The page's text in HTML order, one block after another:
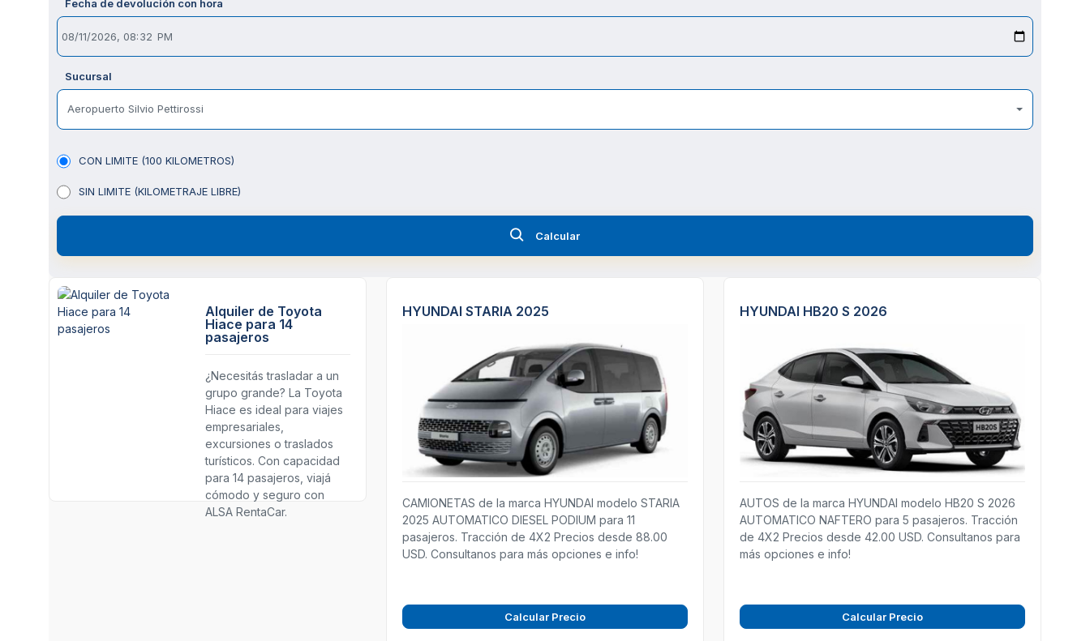
Fecha de devolución con hora
Sucursal
Aeropuerto Silvio Pettirossi
CON LIMITE (100 KILOMETROS)
SIN LIMITE (KILOMETRAJE LIBRE)
Calcular
Alquiler de Toyota
Hiace para 14
pasajeros
¿Necesitás trasladar a un
grupo grande? La Toyota
Hiace es ideal para viajes
empresariales,
excursiones o traslados
turísticos. Con capacidad
para 14 pasajeros, viajá
cómodo y seguro con
ALSA RentaCar.
HYUNDAI STARIA 2025
CAMIONETAS de la marca HYUNDAI modelo STARIA
2025 AUTOMATICO DIESEL PODIUM para 11
pasajeros. Tracción de 4X2 Precios desde 88.00
USD. Consultanos para más opciones e info!
Calcular Precio
HYUNDAI HB20 S 2026
AUTOS de la marca HYUNDAI modelo HB20 S 2026
AUTOMATICO NAFTERO para 5 pasajeros. Tracción
de 4X2 Precios desde 42.00 USD. Consultanos para
más opciones e info!
Calcular Precio